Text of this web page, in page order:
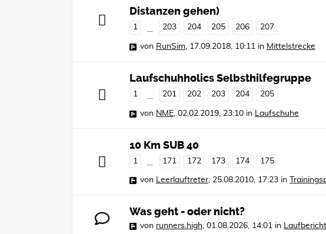
Distanzen gehen)
1 203 204 205 206 207
von RunSim 17.09.2018, 10:11 in Mittelstrecke
Laufschuhholics Selbsthilfegruppe
1 201 202 203 204 205
von NME 02.02.2019, 23:10 in Laufschuhe
10 Km SUB 40
1 … 171 172 173 174 175
von Leerlauftreter, 25.08.2010, 17:23 in
Was geht - oder nicht?
von runners.high, 01.08.2026, 14:01 in